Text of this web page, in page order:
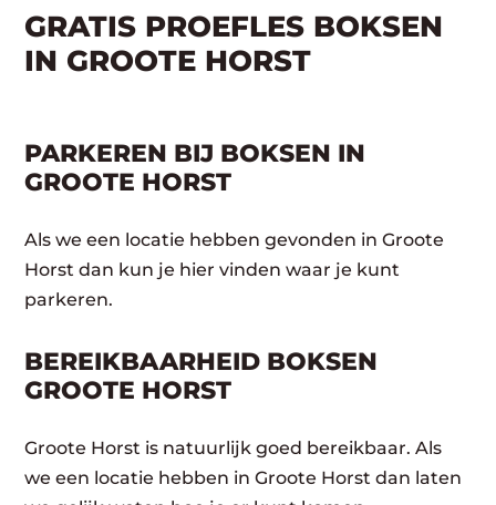
GRATIS PROEFLES BOKSEN
IN GROOTE HORST
PARKEREN BIJ BOKSEN IN
GROOTE HORST
Als we een locatie hebben gevonden in Groote
Horst dan kun je hier vinden waar je kunt
parkeren.
BEREIKBAARHEID BOKSEN
GROOTE HORST
Groote Horst is natuurlijk goed bereikbaar. Als
we een locatie hebben in Groote Horst dan laten